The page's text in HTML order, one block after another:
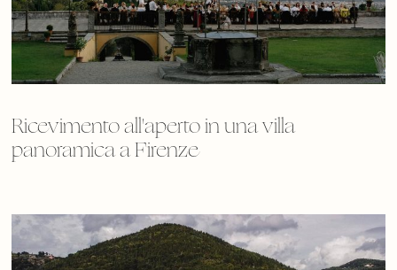
Ricevimento all'aperto in una villa
panoramica a Firenze